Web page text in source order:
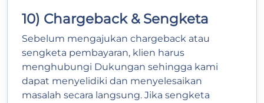
10) Chargeback & Sengketa
Sebelum mengajukan chargeback atau
sengketa pembayaran, klien harus
menghubungi Dukungan sehingga kami
dapat menyelidiki dan menyelesaikan
masalah secara langsung. Jika sengketa